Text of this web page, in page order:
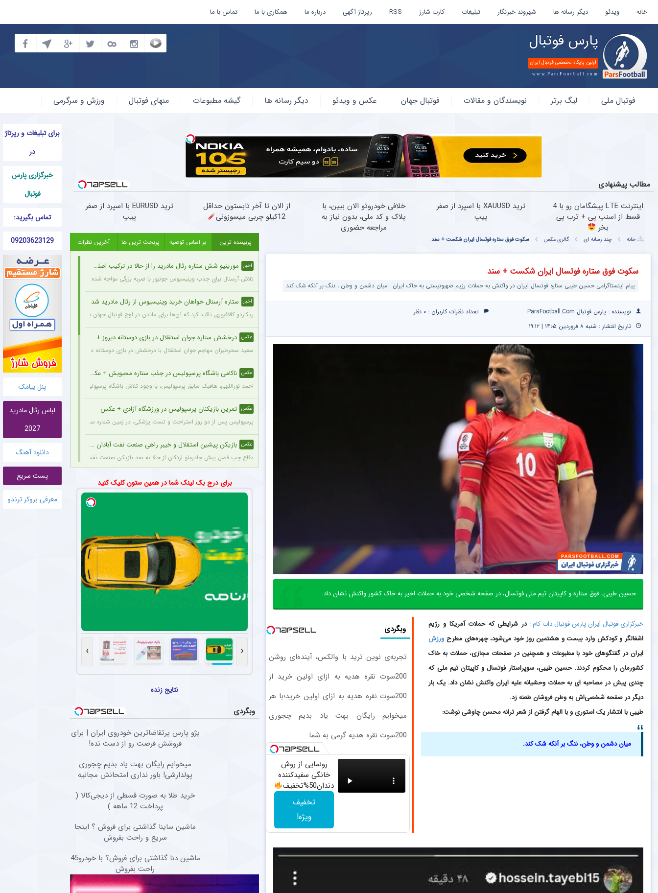
خانه ویدئو دیگر رسانه ها شهروند خبرنگار تبلیغات کارت شارژ RSS رپرتاژ آگهی درباره ما همکاری با ما تماس با ما
پارس فوتبال
اولین پایگاه تخصصی فوتبال ایران
www.ParsFootball.com
فوتبال
فوتبال ملی لیگ برتر نویسندگان و مقالات فوتبال جهان عکس و ویدئو دیگر رسانه ها گیشه مطبوعات منهای فوتبال ورزش و سرگرمی
برای تبلیغات و رپرتاژ
در
خبرگزاری پارس
فوتبال
تماس بگیرید:
09203623129
پنل پیامک
لباس رئال مادرید
2027
دانلود آهنگ
پست سریع
معرفی بروکر ترندو
مطالب پیشنهادی
اینترنت LTE پیشگامان رو با 4
قسط از اسنپ پی + ترب پی
بخر
ترید XAUUSD با اسپرد از صفر
پیپ
خلافی خودروتو الان ببین، با
پلاک و کد ملی، بدون نیاز به
مراجعه حضوری
از الان تا آخر تابستون حداقل
12کیلو چربی میسوزونی
ترید EURUSD با اسپرد از صفر
پیپ
خانه چند رسانه ای گالری عکس سکوت فوق ستاره فوتسال ایران شکست + سند
سکوت فوق ستاره فوتسال ایران شکست + سند
پیام اینستاگرامی حسین طیبی ستاره فوتسال ایران در واکنش به حملات رزیم صهیونیستی به خاک ایران : میان دشمن و وطن ، ننگ بر آنکه شک کند
نویسنده : پارس فوتبال ParsFootball.Com تعداد نظرات کاربران : ۰ نظر
تاریخ انتشار : شنبه ۸ فروردین ۱۴۰۵ | ۱۹:۱۲
حسین طیبی، فوق ستاره و کاپیتان تیم ملی فوتسال، در صفحه شخصی‌ خود به حملات اخیر به خاک کشور واکنش نشان داد.
وبگردی
تجربه‌ی نوین ترید با والکس، آینده‌ای روشن
200سوت نقره هدیه به ازای اولین خرید از
200سوت نقره هدیه به ازای اولین خرید؛با هر
میخوایم رایگان بهت یاد بدیم چجوری
200سوت نقره هدیه گرمی به شما
رونمایی از روش
خانگی سفیدکننده
دندان50%تخفیف
تخفیف
ویژه!
خبرگزاری فوتبال ایران پارس فوتبال دات کام : در شرایطی که حملات آمریکا و رژیم
اشغالگر و کودکش وارد بیست و هشتمین روز خود می‌شود، چهره‌های مطرح ورزش
ایران در گفتگوهای خود با مطبوعات و همچنین در صفحات مجازی، حملات به خاک
کشورمان را محکوم کردند. حسین طیبی، سوپراستار فوتسال و کاپیتان تیم ملی که
چندی پیش در مصاحبه ای به حملات وحشیانه علیه ایران واکنش نشان داد. یک بار
دیگر در صفحه شخصی‌اش به وطن فروشان طعنه زد.
طیبی با انتشار یک استوری و با الهام گرفتن از شعر ترانه محسن چاوشی نوشت:
میان دشمن و وطن، ننگ بر آنکه شک کند.
پربیننده ترین بر اساس توصیه پربحث ترین ها آخرین نظرات
اخبار مورینیو شش ستاره رئال مادرید را از حالا در ترکیب اصلی می بیند
تلاش آرسنال برای جذب وینیسیوس جونیور با ضربه بزرگی مواجه شده زیرا ژوزه مورینیو او را یک بازیکن ثابت در ترکیب
اخبار ستاره آرسنال خواهان خرید وینیسیوس از رئال مادرید شد
ریکاردو کالافیوری تاکید کرد که آن‌ها برای ماندن در اوج فوتبال جهان به بازیکنانی در سطح و اندازه این
عکس درخشش ستاره جوان استقلال در بازی دوستانه دیروز + عکس
سعید سحرخیزان مهاجم جوان استقلال با درخشش در بازی دوستانه دیروز، نشان داد آماده است تا در
عکس ناکامی باشگاه پرسپولیس در جذب ستاره محبوبش + عکس
احمد نوراللهی، هافبک سابق پرسپولیس، با وجود تلاش باشگاه پرسپولیس برای بازگشت او، ترجیح داد
عکس تمرین بازیکنان پرسپولیس در ورزشگاه آزادی + عکس
پرسپولیس پس از دو روز استراحت و تست پزشکی، در زمین شماره سه آزادی تمرین کرد.
عکس بازیکن پیشین استقلال و خیبر راهی صنعت نفت آبادان شد + عکس
دفاع چپ فصل پیش چادرملو اردکان از حالا به بعد بازیکن صنعت نفت است.
مهدی طارمی برای ستاره اینتر پیام فرستاد + عکس
مهدی طارمی استوری جدیدی در صفحه شخصی خود برای مارکوس تورام ستاره اینتر منتشر کرد.
رضا شکاری با سه پیشنهاد مختلف روبرو شده و به زودی تیم خود را معرفی خواهد کرد.
اخبار موافقت هلدینگ خلیج‌فارس با مدیرعاملی متدین در استقلال
بر اساس آخرین پیگیری‌ها روند مدیرعاملی مصطفی متدین در استقلال به طور کامل طی شده و هلدینگ
اولین خرید قهرمان اروپا ؛ ستاره جوان به پاری سن ژرمن می رود
پاری‌سن‌ژرمنِ تحت هدایت لوئیس انریکه، خرید دیگری را در آستانه نهایی‌شدن دارد.
پس از پاسخ منفی CAS به درخواست استقلال، این باشگاه به درخواست بختیاری‌زاده قصد دارد قرارداد آنتونیو آدان، دروازه‌بان اسپانیایی فصل گذشته، را تمدید کند.
رونمایی ذوب‌آهن اصفهان از کیت جدید برای فصل بیست و ششم + عکس
ذوب‌آهن اصفهان از کیت جدید خود برای فصل بیست و ششم رونمایی کرد. طراحی پیراهن با الهام از
توقف استقلال خوزستان در برابر استقلال تهران
تیم فوتبال استقلال تهران امشب در دیداری تدارکاتی، با برتری ۳ بر صفر برابر استقلال خوزستان، با دبل سعید سحرخیزان و گل یاسر آسانی پیروز شد.
واکنش تونی کروس به تمدید قرارداد وینیسیوس جونیور + عکس
ستاره محبوب گل‌گهر در لیست خرید مهدی تارتار قرار ندارد
با وجود شایعات، امیر جعفری، مدافع چپ ۲۴ ساله گل‌گهر، در لیست خرید مهدی تارتار قرار ندارد.
برای درج بک لینک شما در همین ستون کلیک کنید
‹
›
نتایج زنده
وبگردی
پژو پارس پرتقاضاترین خودروی ایران | برای
فروشش فرصت رو از دست نده!
میخوایم رایگان بهت یاد بدیم چجوری
پولدارشی! باور نداری امتحانش مجانیه
خرید طلا به صورت قسطی از دیجی‌کالا (
پرداخت 12 ماهه )
ماشین ساینا گذاشتی برای فروش ؟ اینجا
سریع و راحت بفروش
ماشین دنا گذاشتی برای فروش؟ با خودرو45
راحت بفروش